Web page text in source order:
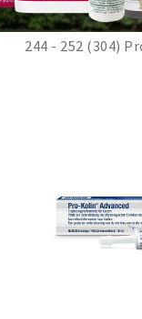
244 - 252 (304)